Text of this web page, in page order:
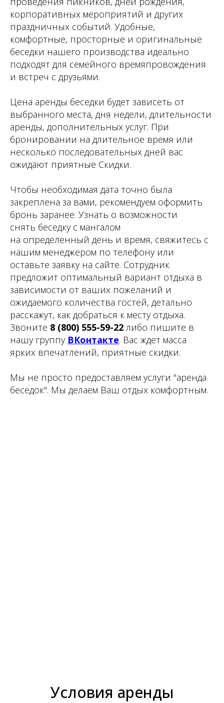
корпоративных мероприятий и других
праздничных событий. Удобные,
комфортные, просторные и оригинальные
беседки нашего производства идеально
подходят для семейного времяпровождения
и встреч с друзьями.
Цена аренды беседки будет зависеть от
выбранного места, дня недели, длительности
аренды, дополнительных услуг. При
бронировании на длительное время или
несколько последовательных дней вас
ожидают приятные Скидки.
Чтобы необходимая дата точно была
закреплена за вами, рекомендуем оформить
бронь заранее. Узнать о возможности
снять беседку с мангалом
на определенный день и время, свяжитесь с
нашим менеджером по телефону или
оставьте заявку на сайте. Сотрудник
предложит оптимальный вариант отдыха в
зависимости от ваших пожеланий и
ожидаемого количества гостей, детально
расскажут, как добраться к месту отдыха.
Звоните 8 (800) 555-59-22 либо пишите в
нашу группу ВКонтакте. Вас ждет масса
ярких впечатлений, приятные скидки.
Мы не просто предоставляем услуги "аренда
беседок". Мы делаем Ваш отдых комфортным.
Условия аренды